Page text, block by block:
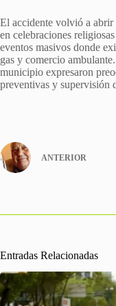
El accidente volvió a abrir
en celebraciones
eventos masivos donde
gas y comercio
municipio expresaron
preventivas y supervisión
ANTERIOR
Entradas Relacionadas